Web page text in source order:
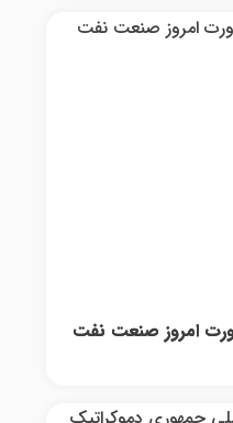
امروز صنعت نفت